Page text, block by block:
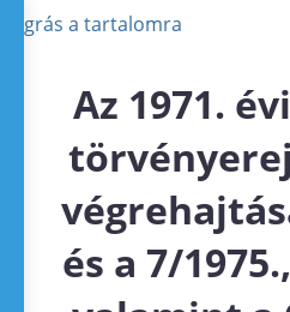
Ugrás a tartalomra
Az 1971.
és a 7/